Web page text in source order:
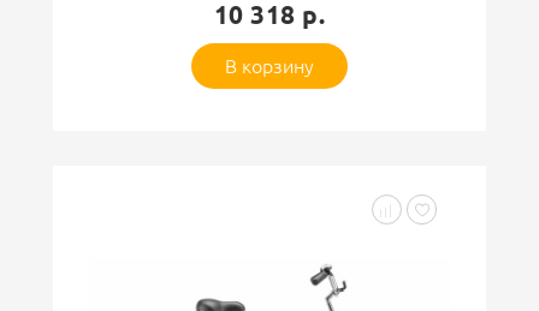
10 318 р.
В корзину